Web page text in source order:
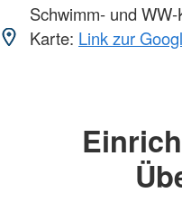
Schwimm- und
Karte: Link zur